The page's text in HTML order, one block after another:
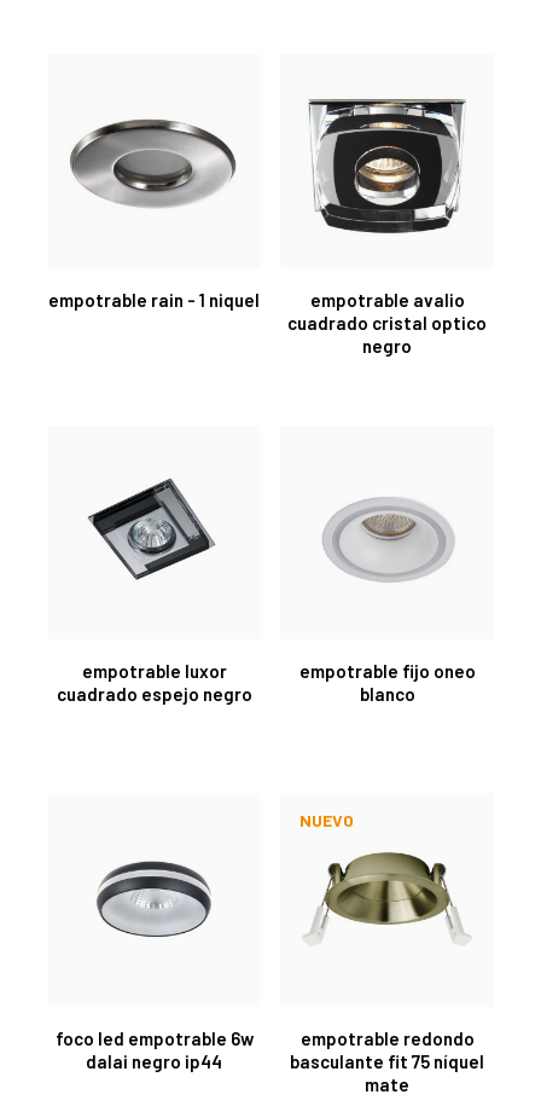
empotrable rain - 1 niquel
empotrable avalio
cuadrado cristal optico
negro
empotrable luxor
cuadrado espejo negro
empotrable fijo oneo
blanco
foco led empotrable 6w
dalai negro ip44
empotrable redondo
basculante fit 75 níquel
mate
NUEVO